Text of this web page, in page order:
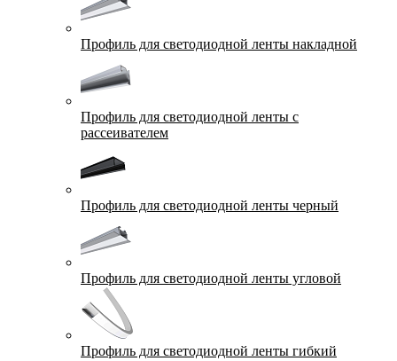
Профиль для светодиодной ленты накладной
Профиль для светодиодной ленты с
рассеивателем
Профиль для светодиодной ленты черный
Профиль для светодиодной ленты угловой
Профиль для светодиодной ленты гибкий